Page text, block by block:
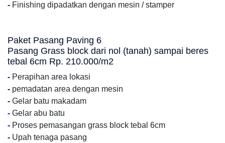
- Finishing dipadatkan dengan mesin / stamper
Paket Pasang Paving 6
Pasang Grass block dari nol (tanah) sampai beres
tebal 6cm Rp. 210.000/m2
- Perapihan area lokasi
- pemadatan area dengan mesin
- Gelar batu makadam
- Gelar abu batu
- Proses pemasangan grass block tebal 6cm
- Upah tenaga pasang